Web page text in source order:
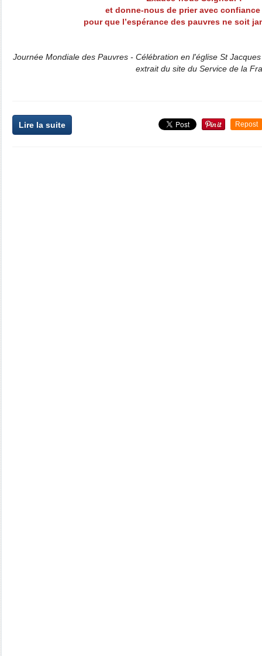
et donne-nous de prier avec
pour que l’espérance des pauvres ne soit
Journée Mondiale des Pauvres - Célébration en l'église St
extrait du site du Service de la
Lire la suite Repost